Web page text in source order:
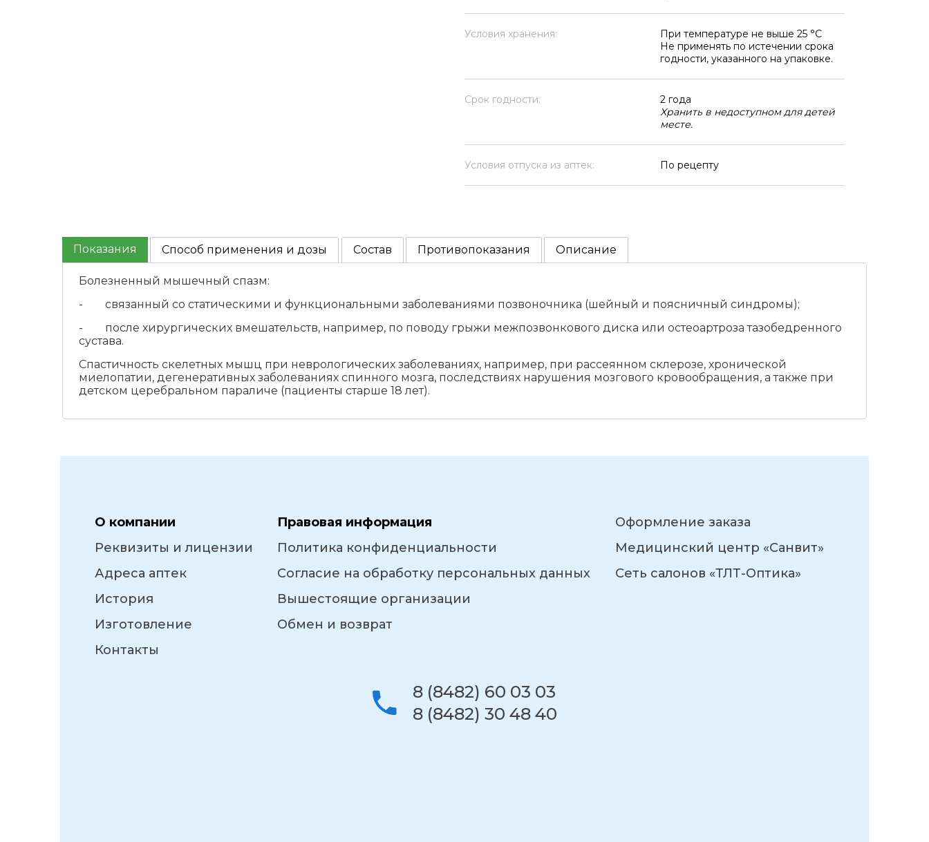
Условия хранения:
При температуре не выше 25 °C
Не применять по истечении срока
годности, указанного на упаковке.
Срок годности:
2 года
Хранить в недоступном для детей
месте.
Условия отпуска из аптек: По рецепту
Показания Способ применения и дозы Состав Противопоказания Описание
Болезненный мышечный спазм:
- связанный со статическими и функциональными заболеваниями позвоночника (шейный и поясничный синдромы);
- после хирургических вмешательств, например, по поводу грыжи межпозвонкового диска или остеоартроза тазобедренного
сустава.
Спастичность скелетных мышц при неврологических заболеваниях, например, при рассеянном склерозе, хронической
миелопатии, дегенеративных заболеваниях спинного мозга, последствиях нарушения мозгового кровообращения, а также при
детском церебральном параличе (пациенты старше 18 лет).
О компании
Реквизиты и лицензии
Адреса аптек
История
Изготовление
Контакты
Правовая информация
Политика конфиденциальности
Согласие на обработку персональных данных
Вышестоящие организации
Обмен и возврат
Оформление заказа
Медицинский центр «Санвит»
Сеть салонов «ТЛТ-Оптика»
8 (8482) 60 03 03
8 (8482) 30 48 40